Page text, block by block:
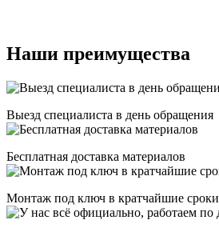
Наши преимущества
Выезд специалиста в день обращения
Бесплатная доставка материалов
Монтаж под ключ в кратчайшие сроки